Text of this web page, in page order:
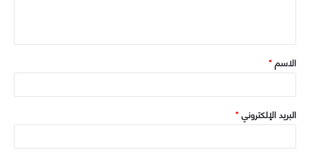
ق
*
الاسم*
البريد الإلكتروني*